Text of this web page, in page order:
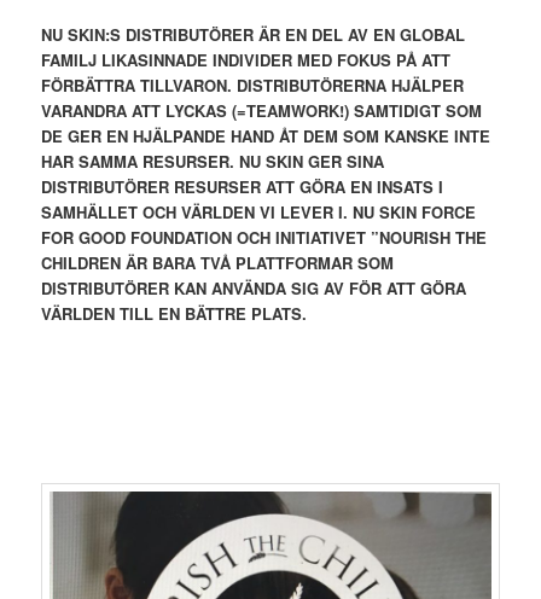
NU SKIN:S DISTRIBUTÖRER ÄR EN DEL AV EN GLOBAL
FAMILJ LIKASINNADE INDIVIDER MED FOKUS PÅ ATT
FÖRBÄTTRA TILLVARON. DISTRIBUTÖRERNA HJÄLPER
VARANDRA ATT LYCKAS (=TEAMWORK!) SAMTIDIGT SOM
DE GER EN HJÄLPANDE HAND ÅT DEM SOM KANSKE INTE
HAR SAMMA RESURSER. NU SKIN GER SINA
DISTRIBUTÖRER RESURSER ATT GÖRA EN INSATS I
SAMHÄLLET OCH VÄRLDEN VI LEVER I. NU SKIN FORCE
FOR GOOD FOUNDATION OCH INITIATIVET ”NOURISH THE
CHILDREN ÄR BARA TVÅ PLATTFORMAR SOM
DISTRIBUTÖRER KAN ANVÄNDA SIG AV FÖR ATT GÖRA
VÄRLDEN TILL EN BÄTTRE PLATS.